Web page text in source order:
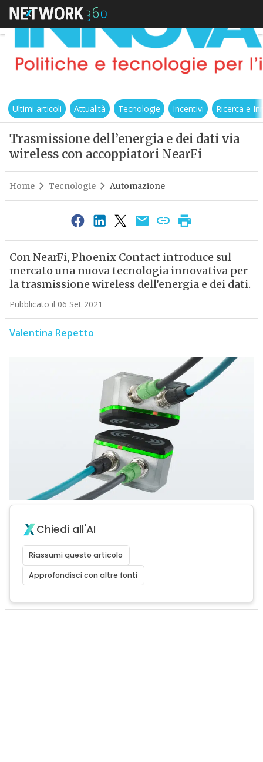
Ultimi articoli Attualità Tecnologie Incentivi Ricerca e
Trasmissione dell’energia e dei dati via
wireless con accoppiatori NearFi
Home Tecnologie Automazione
Con NearFi, Phoenix Contact introduce sul
mercato una nuova tecnologia innovativa per
la trasmissione wireless dell’energia e dei dati.
Pubblicato il 06 Set 2021
Valentina Repetto
Chiedi all'AI
Riassumi questo articolo
Approfondisci con altre fonti